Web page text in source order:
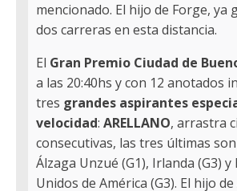
mencionado. El hijo de Forge, ya
dos carreras en esta distancia.
El Gran Premio Ciudad de
a las 20:40hs y con 12 anotados
tres grandes aspirantes
velocidad: ARELLANO, arrastra
consecutivas, las tres últimas son
Álzaga Unzué (G1), Irlanda (G3) y
Unidos de América (G3). El hijo